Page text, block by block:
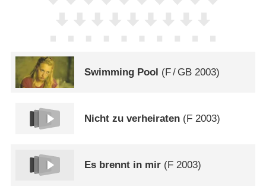
Swimming Pool (F/ GB 2003)
Nicht zu verheiraten (F 2003)
Es brennt in mir (F 2003)